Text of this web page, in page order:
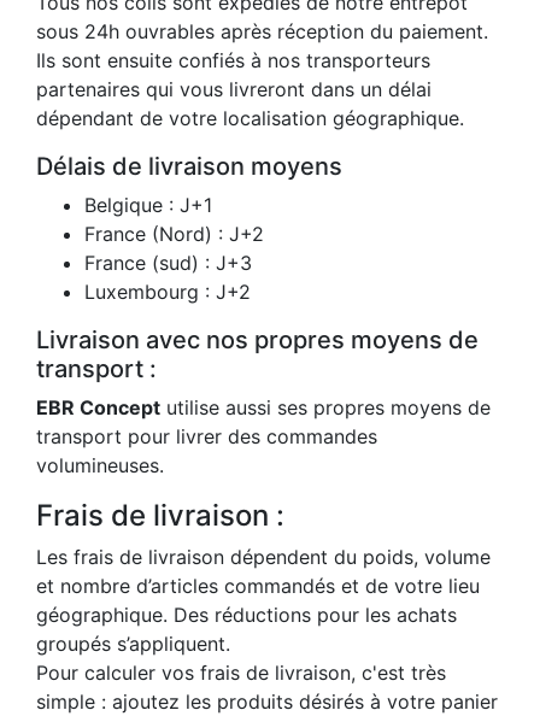
sous 24h ouvrables après réception du paiement.
Ils sont ensuite confiés à nos transporteurs
partenaires qui vous livreront dans un délai
dépendant de votre localisation géographique.
Délais de livraison moyens
Belgique : J+1
France (Nord) : J+2
France (sud) : J+3
Luxembourg : J+2
Livraison avec nos propres moyens de
transport :
EBR Concept utilise aussi ses propres moyens de
transport pour livrer des commandes
volumineuses.
Frais de livraison :
Les frais de livraison dépendent du poids, volume
et nombre d’articles commandés et de votre lieu
géographique. Des réductions pour les achats
groupés s’appliquent.
Pour calculer vos frais de livraison, c'est très
simple : ajoutez les produits désirés à votre panier